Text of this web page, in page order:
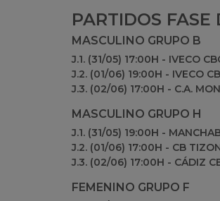
PARTIDOS FASE
MASCULINO GRUPO B
J.1. (31/05) 17:00H - IVECO
J.2. (01/06) 19:00H - IVECO
J.3. (02/06) 17:00H - C.A.
MASCULINO GRUPO H
J.1. (31/05) 19:00H -
J.2. (01/06) 17:00H - CB
J.3. (02/06) 17:00H - CÁDIZ
FEMENINO GRUPO F